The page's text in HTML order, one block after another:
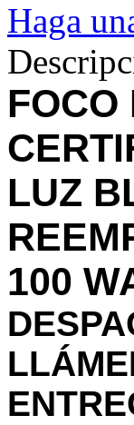
Haga
FOCO
LUZ
100